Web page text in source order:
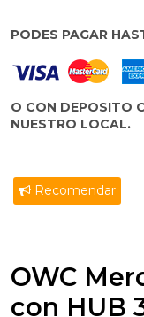
PODES PAGAR
O CON DEPOSITO
NUESTRO LOCAL.
Recomendar
OWC
con HUB